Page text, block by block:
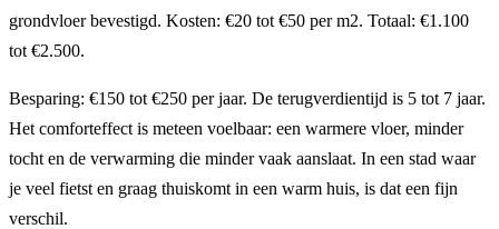
grondvloer bevestigd. Kosten: €20 tot €50 per m2. Totaal: €1.100
tot €2.500.
Besparing: €150 tot €250 per jaar. De terugverdientijd is 5 tot 7 jaar.
Het comforteffect is meteen voelbaar: een warmere vloer, minder
tocht en de verwarming die minder vaak aanslaat. In een stad waar
je veel fietst en graag thuiskomt in een warm huis, is dat een fijn
verschil.